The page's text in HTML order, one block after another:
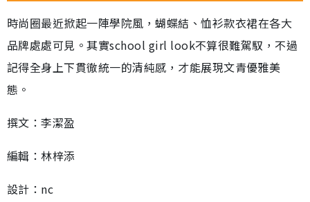
時尚圈最近掀起一陣學院風，蝴蝶結、恤衫款衣裙在各大
品牌處處可見。其實school girl look不算很難駕馭，不過
記得全身上下貫徹統一的清純感，才能展現文青優雅美
態。
撰文：李潔盈
編輯：林梓添
設計：nc